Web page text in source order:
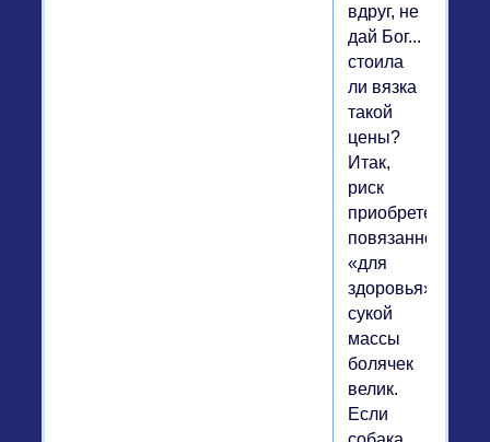
вдруг, не
дай Бог...
стоила
ли вязка
такой
цены?
Итак,
риск
приобретения
повязанной
«для
здоровья»
сукой
массы
болячек
велик.
Если